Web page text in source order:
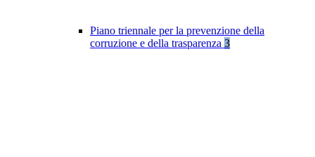
Piano triennale per la prevenzione della
corruzione e della trasparenza 3